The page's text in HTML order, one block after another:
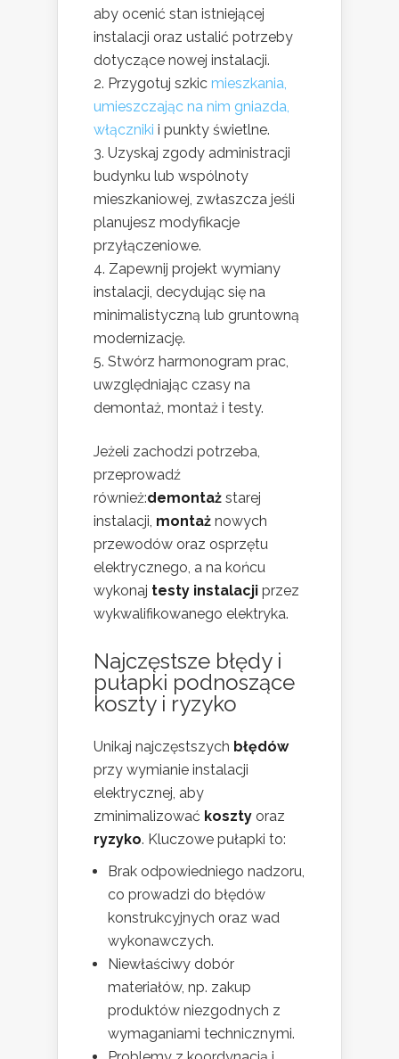
aby ocenić stan istniejącej
instalacji oraz ustalić potrzeby
dotyczące nowej instalacji.
Przygotuj szkic mieszkania,
umieszczając na nim gniazda,
włączniki i punkty świetlne.
Uzyskaj zgody administracji
budynku lub wspólnoty
mieszkaniowej, zwłaszcza jeśli
planujesz modyfikacje
przyłączeniowe.
Zapewnij projekt wymiany
instalacji, decydując się na
minimalistyczną lub gruntowną
modernizację.
Stwórz harmonogram prac,
uwzględniając czasy na
demontaż, montaż i testy.
Jeżeli zachodzi potrzeba,
przeprowadź
również:demontaż starej
instalacji, montaż nowych
przewodów oraz osprzętu
elektrycznego, a na końcu
wykonaj testy instalacji przez
wykwalifikowanego elektryka.
Najczęstsze błędy i
pułapki podnoszące
koszty i ryzyko
Unikaj najczęstszych błędów
przy wymianie instalacji
elektrycznej, aby
zminimalizować koszty oraz
ryzyko. Kluczowe pułapki to:
Brak odpowiedniego nadzoru,
co prowadzi do błędów
konstrukcyjnych oraz wad
wykonawczych.
Niewłaściwy dobór
materiałów, np. zakup
produktów niezgodnych z
wymaganiami technicznymi.